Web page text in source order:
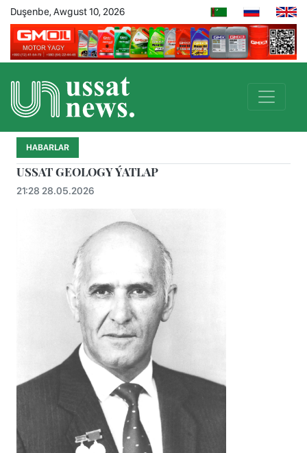
Duşenbe, Awgust 10, 2026
HABARLAR
USSAT GEOLOGY ÝATLAP
21:28 28.05.2026